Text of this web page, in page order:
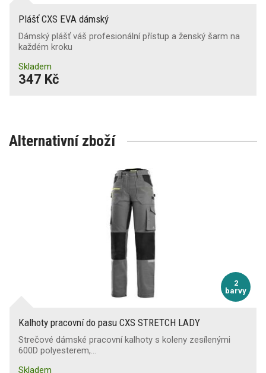
Plášť CXS EVA dámský
Dámský plášť váš profesionální přístup a ženský šarm na
každém kroku
Skladem
347 Kč
Alternativní zboží
2
barvy
Kalhoty pracovní do pasu CXS STRETCH LADY
Strečové dámské pracovní kalhoty s koleny zesílenými
600D polyesterem,…
Skladem